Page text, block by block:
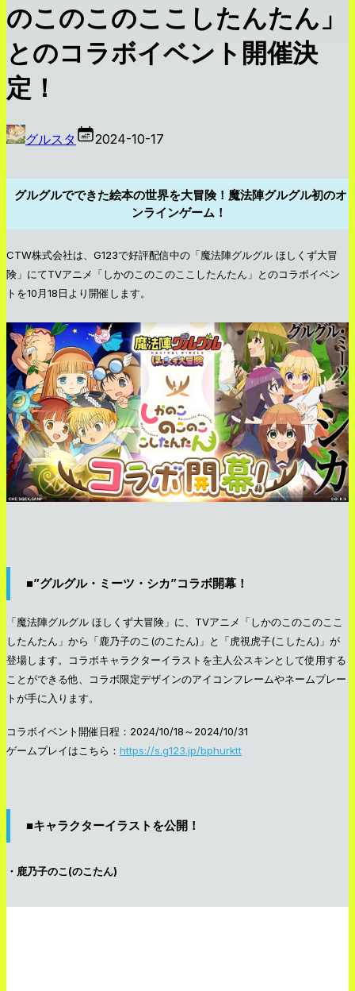
のこのこのここしたんたん」
とのコラボイベント開催決
定！
グルスタ 2024-10-17
グルグルでできた絵本の世界を大冒険！魔法陣グルグル初のオ
ンラインゲーム！
CTW株式会社は、G123で好評配信中の「魔法陣グルグル ほしくず大冒
険」にてTVアニメ「しかのこのこのここしたんたん」とのコラボイベン
トを10月18日より開催します。
■”グルグル・ミーツ・シカ”コラボ開幕！
「魔法陣グルグル ほしくず大冒険」に、TVアニメ「しかのこのこのここ
したんたん」から「鹿乃子のこ(のこたん)」と「虎視虎子(こしたん)」が
登場します。コラボキャラクターイラストを主人公スキンとして使用する
ことができる他、コラボ限定デザインのアイコンフレームやネームプレー
トが手に入ります。
コラボイベント開催日程：2024/10/18～2024/10/31
ゲームプレイはこちら： https://s.g123.jp/bphurktt
■キャラクターイラストを公開！
・鹿乃子のこ(のこたん)